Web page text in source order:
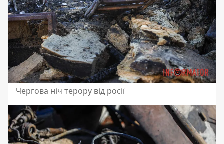
Чергова ніч терору від росії